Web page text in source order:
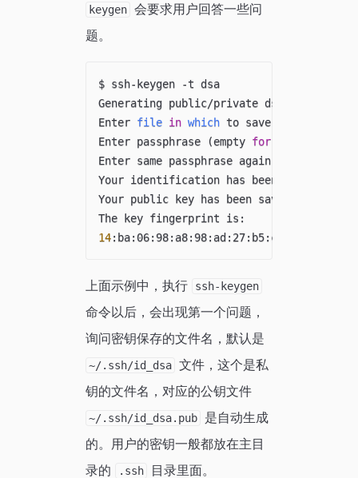
keygen 会要求用户回答一些问
题。
$ ssh-keygen -t dsa
Generating public/private dsa key pair.
Enter file in which to save the key
Enter passphrase
(empty for no
Enter same passphrase again: ********
Your identification has been saved
Your public key has been saved
14
上面示例中，执行 ssh-keygen
命令以后，会出现第一个问题，
询问密钥保存的文件名，默认是
~/.ssh/id_dsa 文件，这个是私
钥的文件名，对应的公钥文件
~/.ssh/id_dsa.pub
是自动生成
的。用户的密钥一般都放在主目
录的
.ssh 目录里面。